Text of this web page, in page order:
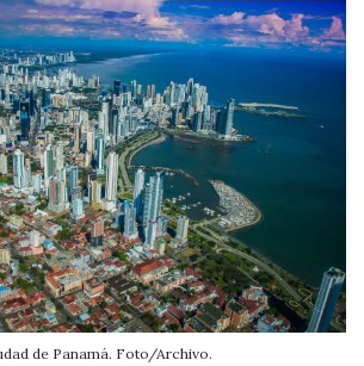
de Panamá. Foto/Archivo.